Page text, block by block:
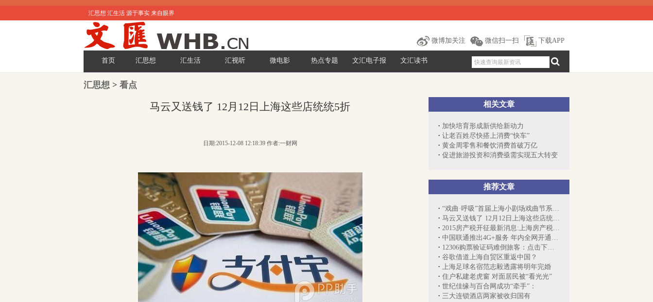
汇思想 汇生活 源于事实 来自眼界
微博加关注 微信扫一扫 下载APP
首页 汇思想 汇生活 汇视听 微电影 热点专题 文汇电子报 文汇读书
汇思想 > 看点
相关文章
加快培育形成新供给新动力
让老百姓尽快搭上消费“快车”
黄金周零售和餐饮消费首破万亿
促进旅游投资和消费亟需实现五大转变
推荐文章
“戏曲·呼吸”首届上海小剧场戏曲节系列报道
马云又送钱了 12月12日上海这些店统统5折
2015房产税开征最新消息:上海房产税征收...
中国联通推出4G+服务 年内全网开通高清语...
12306购票验证码难倒旅客：点击下图中所...
谷歌借道上海自贸区重返中国？
上海足球名宿范志毅透露将明年完婚
住户私建老虎窗 对面居民被“看光光”
世纪佳缘与百合网成功“牵手”：
三大连锁酒店两家被收归国有
马云又送钱了 12月12日上海这些店统统5折
日期:2015-12-08 12:18:39 作者:一财网